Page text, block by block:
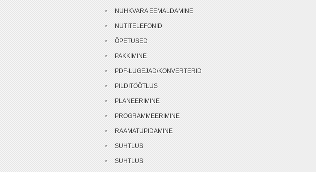
NUHKVARA EEMALDAMINE
NUTITELEFONID
ÕPETUSED
PAKKIMINE
PDF-LUGEJAD/KONVERTERID
PILDITÖÖTLUS
PLANEERIMINE
PROGRAMMEERIMINE
RAAMATUPIDAMINE
SUHTLUS
SUHTLUS